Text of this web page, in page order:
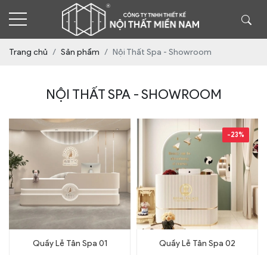
Trang chủ Sản phẩm Nội Thất Spa - Showroom
NỘI THẤT SPA - SHOWROOM
Quầy Lễ Tân Spa 01 Quầy Lễ Tân Spa 02
-23%